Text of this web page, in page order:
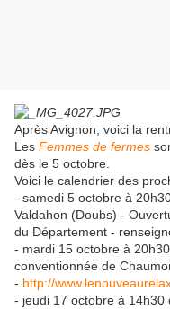
Après Avignon, voici la
Les Femmes de fermes
dès le 5 octobre.
Voici le calendrier des
- samedi 5 octobre à
Valdahon (Doubs) -
du Département -
- mardi 15 octobre à
conventionnée de
- http://
- jeudi 17 octobre à 14h30